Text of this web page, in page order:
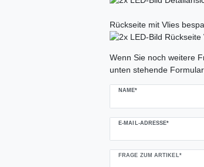
Rückseite mit Vlies
Wenn Sie noch weitere
unten stehende
NAME*
E-MAIL-ADRESSE*
FRAGE ZUM ARTIKEL*